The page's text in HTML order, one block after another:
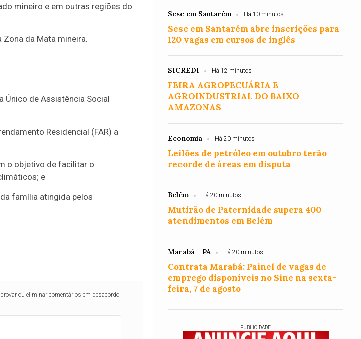
mineiro e em outras regiões do
da Mata mineira.
Único de Assistência Social
Residencial (FAR) a
o objetivo de facilitar o
e
família atingida pelos
ou eliminar comentários em desacordo
Sesc em Santarém Há 10 minutos
Sesc em Santarém abre inscrições para
120 vagas em cursos de inglês
SICREDI Há 12 minutos
FEIRA AGROPECUÁRIA E
AGROINDUSTRIAL DO BAIXO
AMAZONAS
Economia Há 20 minutos
Leilões de petróleo em outubro terão
recorde de áreas em disputa
Belém Há 20 minutos
Mutirão de Paternidade supera 400
atendimentos em Belém
Marabá - PA Há 20 minutos
Contrata Marabá: Painel de vagas de
emprego disponíveis no Sine na sexta-
feira, 7 de agosto
PUBLICIDADE